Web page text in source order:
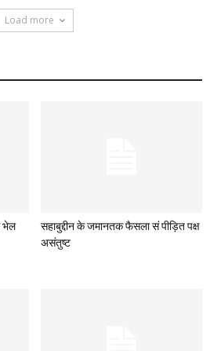
Load more
भेल
सहाबुद्दीन के जमानतक फैसला सं पीड़ित पक्ष
असंतुष्ट